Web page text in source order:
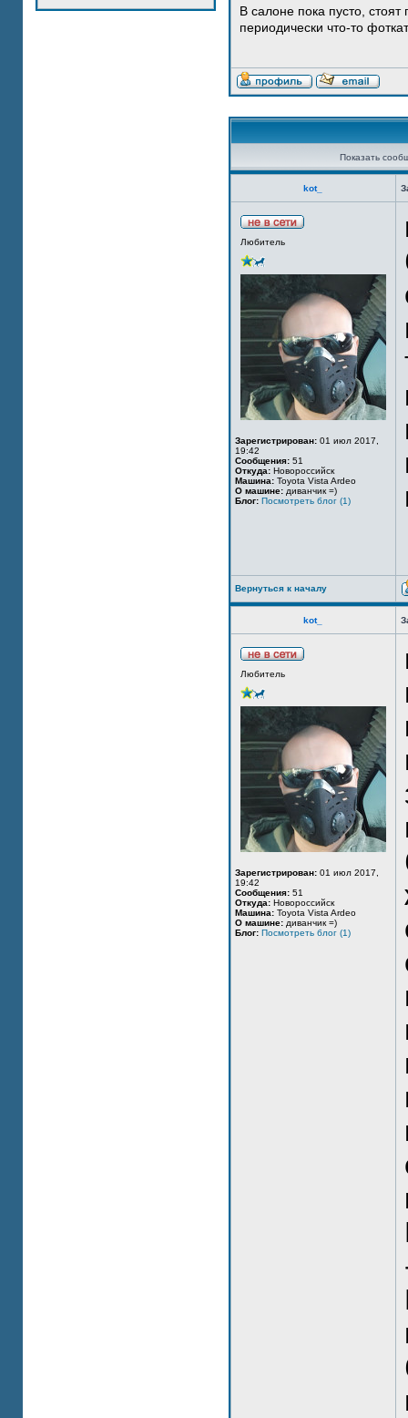
В салоне пока пусто,
периодически что-то
Показать
kot_
Любитель
Зарегистрирован: 01 июл 2017,
19:42
Сообщения: 51
Откуда: Новороссийск
Машина: Toyota Vista Ardeo
О машине: диванчик =)
Блог: Посмотреть блог (1)
Вернуться к началу
kot_
Любитель
Зарегистрирован: 01 июл 2017,
19:42
Сообщения: 51
Откуда: Новороссийск
Машина: Toyota Vista Ardeo
О машине: диванчик =)
Блог: Посмотреть блог (1)